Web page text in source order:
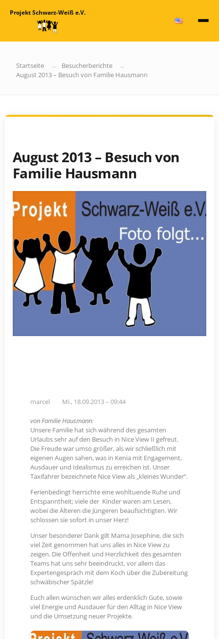
Projekt Schwarz-Weiß e.V.
Startseite
Besucherberichte
August 2013 – Besuch von Familie Hausmann
August 2013 – Besuch von
Familie Hausmann
marcel Mi., 18.09.2013 – 09:44
von Familie Hausmann:
Unsere Familie hat sich während des gesamten
Urlaubs sehr auf den Besuch in Nice View II gefreut.
Die Freude war umso größer, als wir schließlich mit
eigenen Augen sahen, was in Kenia mit Engagement,
Ausdauer und Idealismus zu erreichen ist. Unser
Taxifahrer bezeichnete Nice View als „kleines Wunder“.
Ferienbedingt herrschte eine wohltuende Ruhe und
Entspanntheit; viele der Kinder waren am Lesen,
wobei die Älteren die Jüngeren beaufsichtigten. Wir
schlossen sie sofort in unser Herz!
Unser besonderer Dank gilt Mama Josephine, die sich
viel Zeit genommen hat uns alles in Nice View zu
zeigen. Die Offenheit und Herzlichkeit des gesamten
Teams hat uns sehr beeindruckt, vor allem das
Expertengespräch mit dem Koch über die Zubereitung
schwäbischer Spätzle!
Euch allen wünschen wir alles erdenklich Gute, sowie
viel Energie und Ausdauer für den Alltag in Nice View
und die Umsetzung neuer Projekte.